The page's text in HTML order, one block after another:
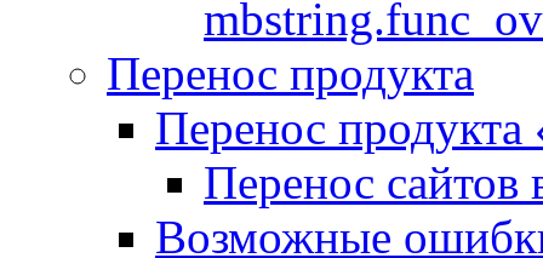
Перенос продукта
Перенос продукта
Перенос сайтов
Возможные